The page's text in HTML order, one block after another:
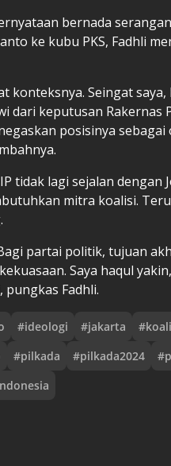
bernada
ke kubu PKS, Fadhli
konteksnya. Seingat saya,
dari keputusan Rakernas
posisinya sebagai
tidak lagi sejalan dengan
mitra koalisi.
partai politik, tujuan
Saya haqul
pungkas Fadhli.
#ideologi #jakarta #
#pilkada #pilkada2024 #